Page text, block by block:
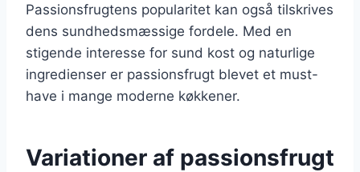
Passionsfrugtens popularitet kan også tilskrives
dens sundhedsmæssige fordele. Med en
stigende interesse for sund kost og naturlige
ingredienser er passionsfrugt blevet et must-
have i mange moderne køkkener.
Variationer af passionsfrugt